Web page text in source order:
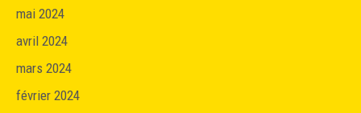
mai 2024
avril 2024
mars 2024
février 2024